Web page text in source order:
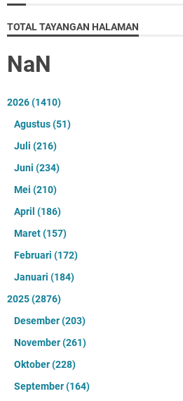
TOTAL TAYANGAN HALAMAN
NaN
2026(1410)
Agustus(51)
Juli (216)
Juni (234)
Mei (210)
April (186)
Maret(157)
Februari (172)
Januari (184)
2025(2876)
Desember(203)
November(261)
Oktober(228)
September(164)